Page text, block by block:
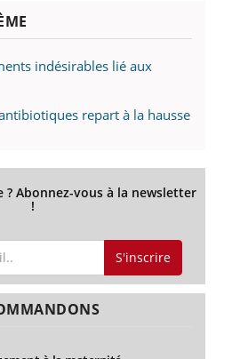
indésirables lié aux
repart à la hausse
? Abonnez-vous à la newsletter
!
S'inscrire